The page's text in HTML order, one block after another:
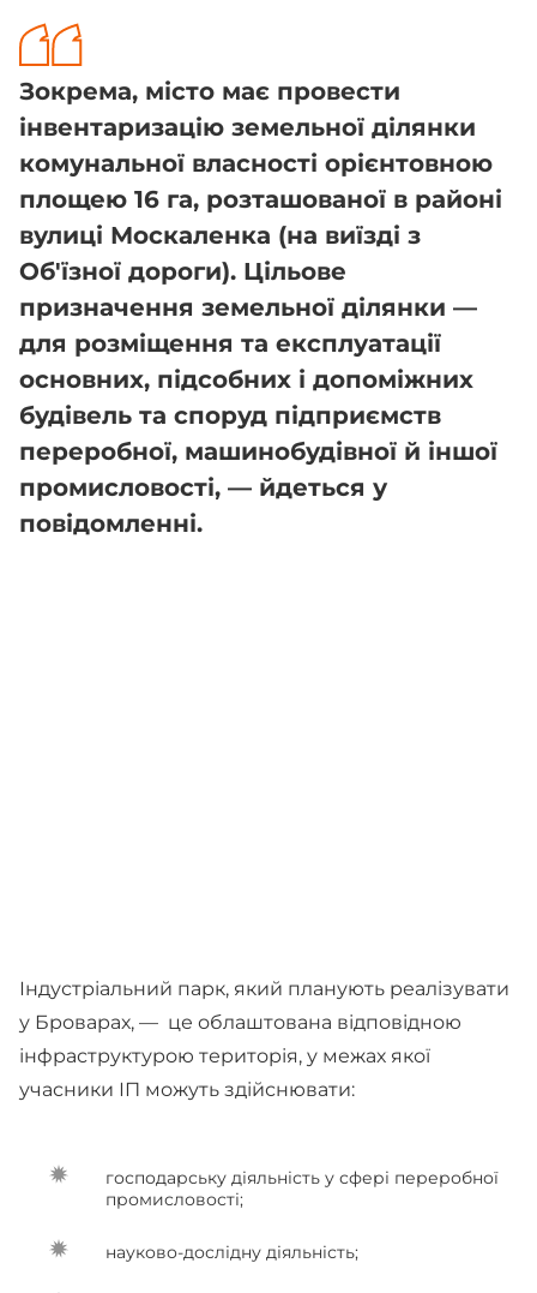
Зокрема, місто має провести
інвентаризацію земельної ділянки
комунальної власності орієнтовною
площею 16 га, розташованої в районі
вулиці Москаленка (на виїзді з
Об'їзної дороги). Цільове
призначення земельної ділянки —
для розміщення та експлуатації
основних, підсобних і допоміжних
будівель та споруд підприємств
переробної, машинобудівної й іншої
промисловості, — йдеться у
повідомленні.
Індустріальний парк, який планують реалізувати
у Броварах, — це облаштована відповідною
інфраструктурою територія, у межах якої
учасники ІП можуть здійснювати:
господарську діяльність у сфері переробної
промисловості;
науково-дослідну діяльність;